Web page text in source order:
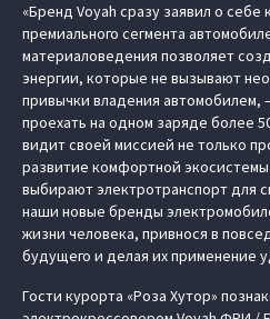
«Бренд Voyah сразу заявил о
премиального сегмента
материаловедения позволяет
энергии, которые не вызывают
привычки владения автомобилем,
проехать на одном заряде более
видит своей миссией не только
развитие комфортной
выбирают электротранспорт для
наши новые бренды
жизни человека, привнося в
будущего и делая их применение
Гости курорта «Роза Хутор»